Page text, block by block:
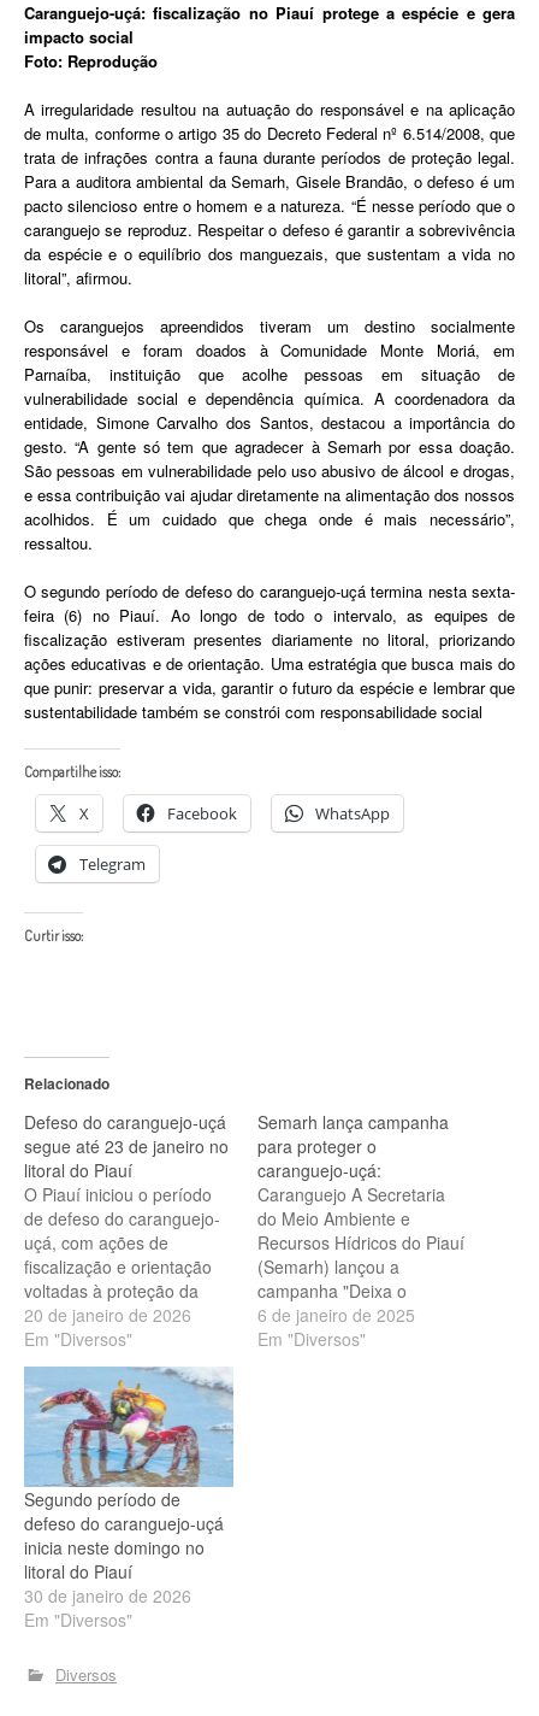
Caranguejo-uçá: fiscalização no Piauí protege a espécie e gera
impacto social
Foto: Reprodução
A irregularidade resultou na autuação do responsável e na aplicação
de multa, conforme o artigo 35 do Decreto Federal nº 6.514/2008, que
trata de infrações contra a fauna durante períodos de proteção legal.
Para a auditora ambiental da Semarh, Gisele Brandão, o defeso é um
pacto silencioso entre o homem e a natureza. “É nesse período que o
caranguejo se reproduz. Respeitar o defeso é garantir a sobrevivência
da espécie e o equilíbrio dos manguezais, que sustentam a vida no
litoral”, afirmou.
Os caranguejos apreendidos tiveram um destino socialmente
responsável e foram doados à Comunidade Monte Moriá, em
Parnaíba, instituição que acolhe pessoas em situação de
vulnerabilidade social e dependência química. A coordenadora da
entidade, Simone Carvalho dos Santos, destacou a importância do
gesto. “A gente só tem que agradecer à Semarh por essa doação.
São pessoas em vulnerabilidade pelo uso abusivo de álcool e drogas,
e essa contribuição vai ajudar diretamente na alimentação dos nossos
acolhidos. É um cuidado que chega onde é mais necessário”,
ressaltou.
O segundo período de defeso do caranguejo-uçá termina nesta sexta-
feira (6) no Piauí. Ao longo de todo o intervalo, as equipes de
fiscalização estiveram presentes diariamente no litoral, priorizando
ações educativas e de orientação. Uma estratégia que busca mais do
que punir: preservar a vida, garantir o futuro da espécie e lembrar que
sustentabilidade também se constrói com responsabilidade social
Compartilhe isso:
X Facebook WhatsApp
Telegram
Curtir isso:
Relacionado
Defeso do caranguejo-uçá
segue até 23 de janeiro no
litoral do Piauí
O Piauí iniciou o período
de defeso do caranguejo-
uçá, com ações de
fiscalização e orientação
voltadas à proteção da
espécie durante a fase
reprodutiva. As atividades
começaram no município
de Ilha Grande, a cerca de
11 quilômetros de
Parnaíba, no litoral do
estado, e devem se
estender ao longo da…
20 de janeiro de 2026
Em "Diversos"
Semarh lança campanha
para proteger o
caranguejo-uçá:
Caranguejo A Secretaria
do Meio Ambiente e
Recursos Hídricos do Piauí
(Semarh) lançou a
campanha "Deixa o
Caranguejo Namorar", com
o objetivo de proteger a
6 de janeiro de 2025
Em "Diversos"
Segundo período de
defeso do caranguejo-uçá
inicia neste domingo no
litoral do Piauí
30 de janeiro de 2026
Em "Diversos"
Diversos